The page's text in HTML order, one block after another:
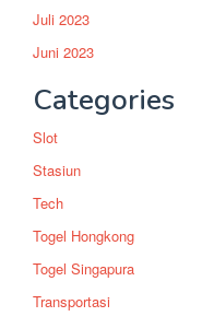
Juli 2023
Juni 2023
Categories
Slot
Stasiun
Tech
Togel Hongkong
Togel Singapura
Transportasi